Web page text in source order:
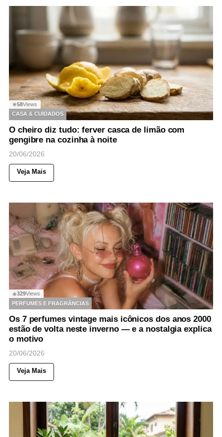
◉58Views
CASA & CUIDADOS
O cheiro diz tudo: ferver casca de limão com
gengibre na cozinha à noite
20/06/2026
Veja Mais
◉329Views
PERFUMES E FRAGRÂNCIAS
Os 7 perfumes vintage mais icônicos dos anos 2000
estão de volta neste inverno — e a nostalgia explica
o motivo
20/06/2026
Veja Mais